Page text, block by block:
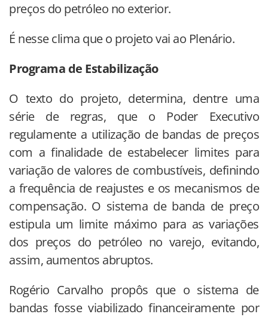
preços do petróleo no exterior.
É nesse clima que o projeto vai ao Plenário.
Programa de Estabilização
O texto do projeto, determina, dentre uma
série de regras, que o Poder Executivo
regulamente a utilização de bandas de preços
com a finalidade de estabelecer limites para
variação de valores de combustíveis, definindo
a frequência de reajustes e os mecanismos de
compensação. O sistema de banda de preço
estipula um limite máximo para as variações
dos preços do petróleo no varejo, evitando,
assim, aumentos abruptos.
Rogério Carvalho propôs que o sistema de
bandas fosse viabilizado financeiramente por